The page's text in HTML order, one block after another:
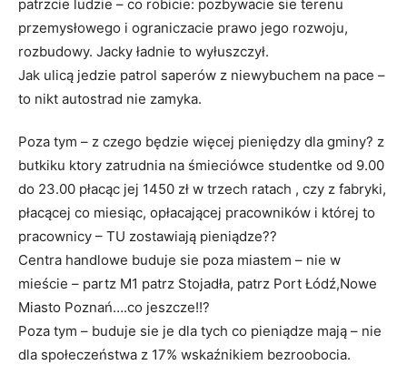
patrzcie ludzie – co robicie: pozbywacie sie terenu
przemysłowego i ograniczacie prawo jego rozwoju,
rozbudowy. Jacky ładnie to wyłuszczył.
Jak ulicą jedzie patrol saperów z niewybuchem na pace –
to nikt autostrad nie zamyka.
Poza tym – z czego będzie więcej pieniędzy dla gminy? z
butkiku ktory zatrudnia na śmieciówce studentke od 9.00
do 23.00 płacąc jej 1450 zł w trzech ratach , czy z fabryki,
płacącej co miesiąc, opłacającej pracowników i której to
pracownicy – TU zostawiają pieniądze??
Centra handlowe buduje sie poza miastem – nie w
mieście – partz M1 patrz Stojadła, patrz Port Łódź,Nowe
Miasto Poznań….co jeszcze!!?
Poza tym – buduje sie je dla tych co pieniądze mają – nie
dla społeczeństwa z 17% wskaźnikiem bezroobocia.